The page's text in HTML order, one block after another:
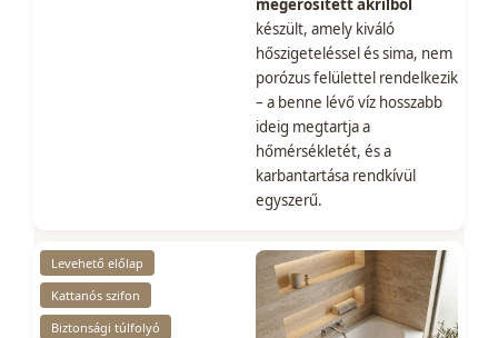
megerősített akrilból
készült, amely kiváló
hőszigeteléssel és sima, nem
porózus felülettel rendelkezik
– a benne lévő víz hosszabb
ideig megtartja a
hőmérsékletét, és a
karbantartása rendkívül
egyszerű.
Levehető előlap
Kattanós szifon
Biztonsági túlfolyó